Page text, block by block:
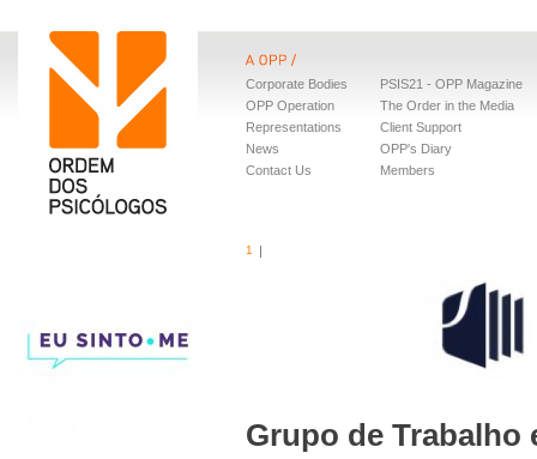
Corporate Bodies
OPP Operation
Representations
News
Contact Us
PSIS21 - OPP Magazine
The Order in the Media
Client Support
OPP's Diary
Members
1
Grupo de Trabalho